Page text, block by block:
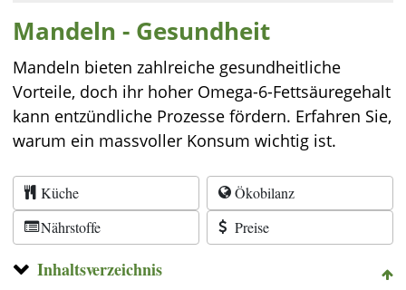
Mandeln - Gesundheit
Mandeln bieten zahlreiche gesundheitliche
Vorteile, doch ihr hoher Omega-6-Fettsäuregehalt
kann entzündliche Prozesse fördern. Erfahren Sie,
warum ein massvoller Konsum wichtig ist.
Küche
Ökobilanz
Nährstoffe
Preise
Inhaltsverzeichnis